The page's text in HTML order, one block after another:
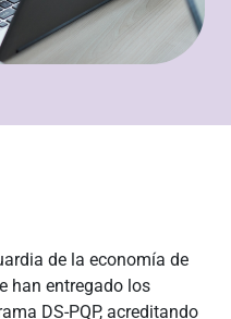
de la economía de
han entregado los
DS-PQP, acreditando